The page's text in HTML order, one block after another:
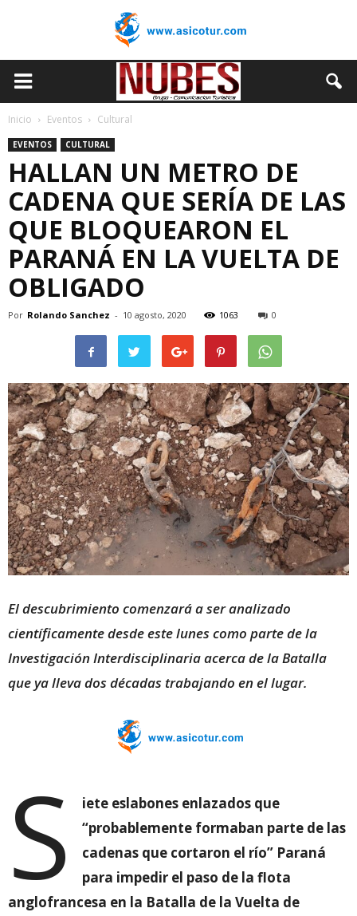
Inicio Eventos Cultural
EVENTOS CULTURAL
HALLAN UN METRO DE
CADENA QUE SERÍA DE LAS
QUE BLOQUEARON EL
PARANÁ EN LA VUELTA DE
OBLIGADO
Por Rolando Sanchez - 10 agosto, 2020 1063 0
El descubrimiento comenzará a ser analizado
científicamente desde este lunes como parte de la
Investigación Interdisciplinaria acerca de la Batalla
que ya lleva dos décadas trabajando en el lugar.
S
iete eslabones enlazados que
“probablemente formaban parte de las
cadenas que cortaron el río” Paraná
para impedir el paso de la flota
anglofrancesa en la Batalla de la Vuelta de